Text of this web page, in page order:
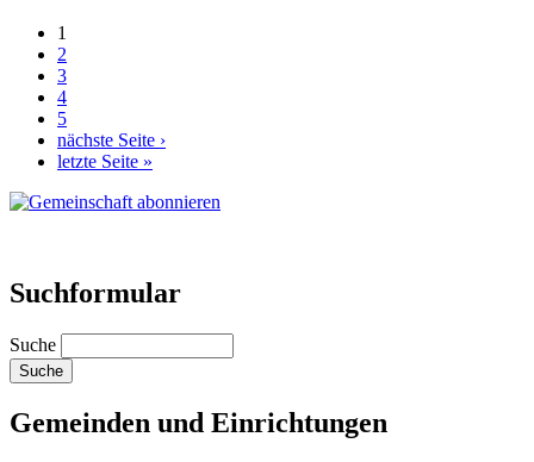
1
2
3
4
5
nächste Seite ›
letzte Seite »
Suchformular
Suche
Gemeinden und Einrichtungen